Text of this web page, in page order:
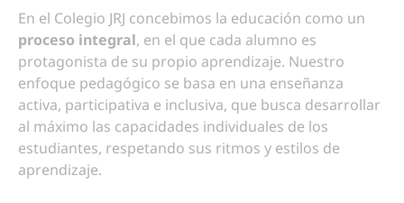
En el Colegio JRJ concebimos la educación como un
proceso integral, en el que cada alumno es
protagonista de su propio aprendizaje. Nuestro
enfoque pedagógico se basa en una enseñanza
activa, participativa e inclusiva, que busca desarrollar
al máximo las capacidades individuales de los
estudiantes, respetando sus ritmos y estilos de
aprendizaje.